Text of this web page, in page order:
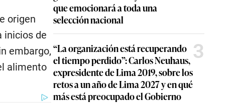
origen
inicios de
embargo,
alimento
que emocionará a toda una
selección nacional
“La organización está recuperando
el tiempo perdido”: Carlos Neuhaus,
expresidente de Lima 2019, sobre los
retos a un año de Lima 2027 y en qué
más está preocupado el Gobierno
3